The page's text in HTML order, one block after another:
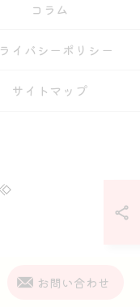
お問い合わせ
コラム
イバシーポリシー
サイトマップ
式会社HR】 ALL RIGHTS